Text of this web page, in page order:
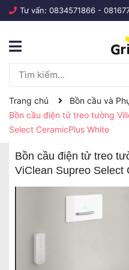
Tư vấn: 0834571866 -
Trang chủ
Bồn cầu và
Bồn cầu điện tử treo tường
Select CeramicPlus White
Bồn cầu điện tử treo
ViClean Supreo Select